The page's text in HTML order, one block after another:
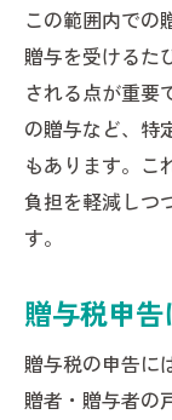
この範囲内での
贈与を受けるた
される点が重要
の贈与など、特
もあります。こ
負担を軽減しつ
す。
贈与税申
贈与税の申告に
贈者・贈与者の